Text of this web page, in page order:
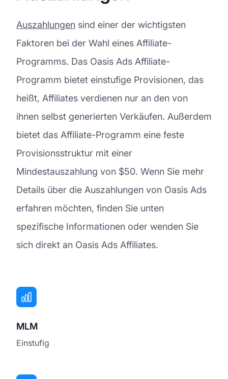
Auszahlungen sind einer der wichtigsten
Faktoren bei der Wahl eines Affiliate-
Programms. Das Oasis Ads Affiliate-
Programm bietet einstufige Provisionen, das
heißt, Affiliates verdienen nur an den von
ihnen selbst generierten Verkäufen. Außerdem
bietet das Affiliate-Programm eine feste
Provisionsstruktur mit einer
Mindestauszahlung von $50. Wenn Sie mehr
Details über die Auszahlungen von Oasis Ads
erfahren möchten, finden Sie unten
spezifische Informationen oder wenden Sie
sich direkt an Oasis Ads Affiliates.
MLM
Einstufig